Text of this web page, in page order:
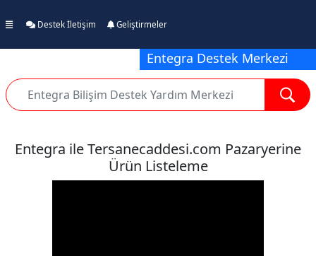
Destek İletişim Geliştirmeler
Entegra Destek Merkezi
Entegra ile Tersanecaddesi.com Pazaryerine
Ürün Listeleme